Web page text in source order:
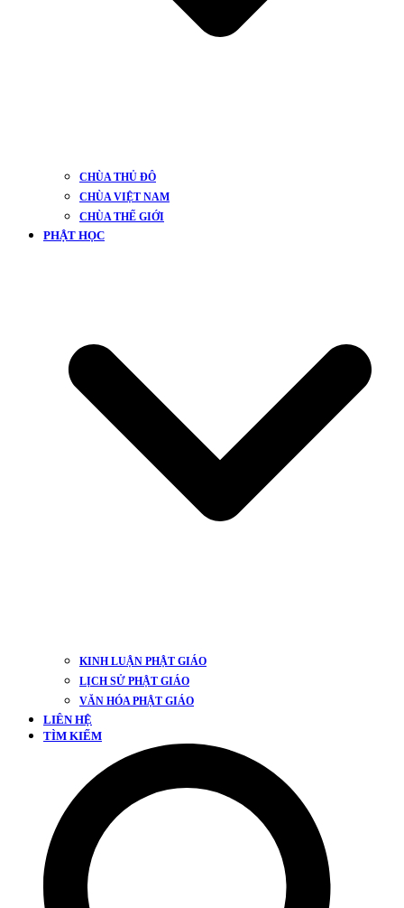
CHÙA THỦ ĐÔ
CHÙA VIỆT NAM
CHÙA THẾ GIỚI
PHẬT HỌC
KINH LUẬN PHẬT GIÁO
LỊCH SỬ PHẬT GIÁO
VĂN HÓA PHẬT GIÁO
LIÊN HỆ
TÌM KIẾM